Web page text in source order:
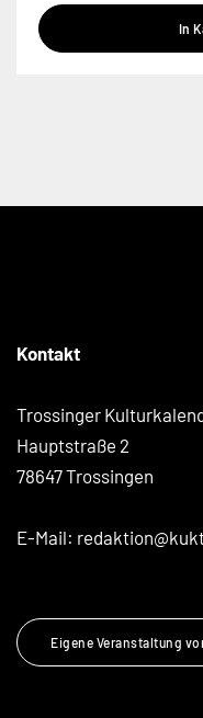
In
Kontakt
Trossinger
Hauptstraße 2
78647 Trossingen
E-Mail:
Eigene Veranstaltung